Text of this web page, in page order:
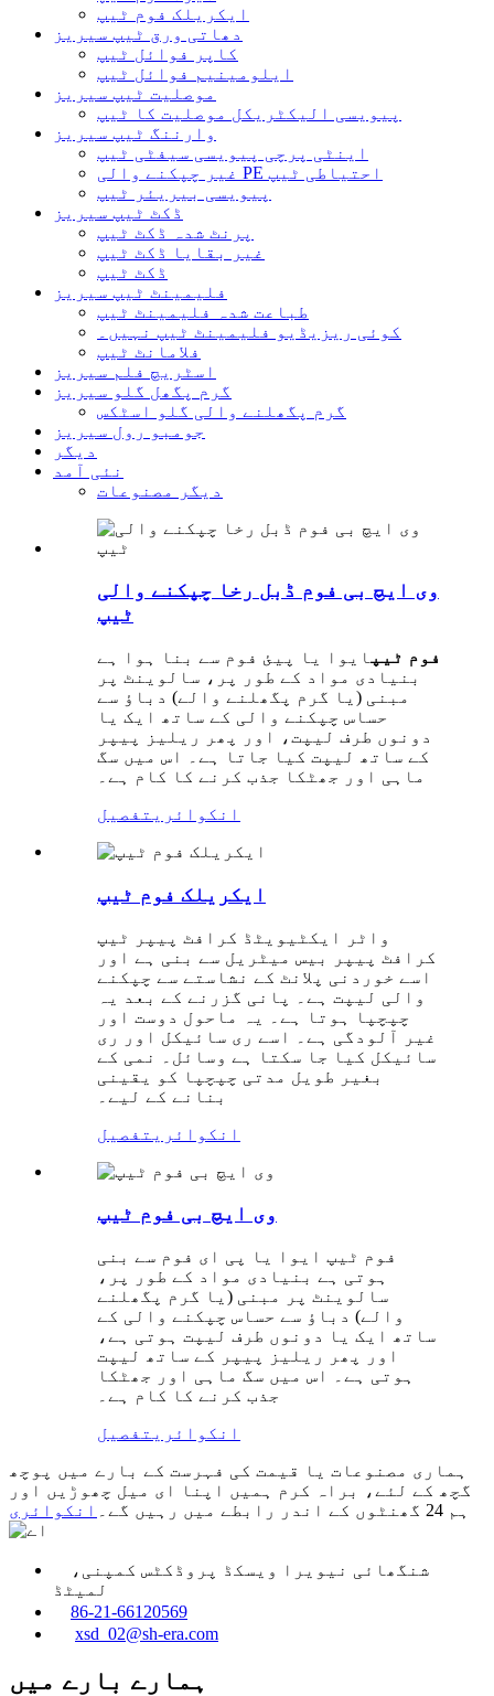
ایکریلک فوم ٹیپ
دھاتی ورق ٹیپ سیریز
کاپر فوائل ٹیپ
ایلومینیم فوائل ٹیپ
موصلیت ٹیپ سیریز
پیویسی الیکٹریکل موصلیت کا ٹیپ
وارننگ ٹیپ سیریز
اینٹی پرچی پیویسی سیفٹی ٹیپ
غیر چپکنے والی PE احتیاطی ٹیپ
پیویسی بیریئر ٹیپ
ڈکٹ ٹیپ سیریز
پرنٹ شدہ ڈکٹ ٹیپ
غیر بقایا ڈکٹ ٹیپ
ڈکٹ ٹیپ
فلیمینٹ ٹیپ سیریز
طباعت شدہ فلیمینٹ ٹیپ
کوئی ریزیڈیو فلیمینٹ ٹیپ نہیں۔
فلامانٹ ٹیپ
اسٹریچ فلم سیریز
گرم پگھل گلو سیریز
گرم پگھلنے والی گلو اسٹکس
جومبو رول سیریز
دیگر
نئی آمد
دیگر مصنوعات
وی ایچ بی فوم ڈبل رخا چپکنے والی
ٹیپ
فوم ٹیپ ایوا یا پیئ فوم سے بنا ہوا ہے
بنیادی مواد کے طور پر، سالوینٹ پر
مبنی (یا گرم پگھلنے والے) دباؤ سے
حساس چپکنے والی کے ساتھ ایک یا
دونوں طرف لیپت، اور پھر ریلیز پیپر
کے ساتھ لیپت کیا جاتا ہے۔ اس میں سگ
ماہی اور جھٹکا جذب کرنے کا کام ہے۔
انکوائری تفصیل
ایکریلک فوم ٹیپ
واٹر ایکٹیویٹڈ کرافٹ پیپر ٹیپ
کرافٹ پیپر بیس میٹریل سے بنی ہے اور
اسے خوردنی پلانٹ کے نشاستے سے چپکنے
والی لیپت ہے۔ پانی گزرنے کے بعد یہ
چپچپا ہوتا ہے۔ یہ ماحول دوست اور
غیر آلودگی ہے۔ اسے ری سائیکل اور ری
سائیکل کیا جا سکتا ہے وسائل۔ نمی کے
بغیر طویل مدتی چپچپا کو یقینی
بنانے کے لیے۔
انکوائری تفصیل
وی ایچ بی فوم ٹیپ
فوم ٹیپ ایوا یا پی ای فوم سے بنی
ہوتی ہے بنیادی مواد کے طور پر،
سالوینٹ پر مبنی (یا گرم پگھلنے
والے) دباؤ سے حساس چپکنے والی کے
ساتھ ایک یا دونوں طرف لیپت ہوتی ہے،
اور پھر ریلیز پیپر کے ساتھ لیپت
ہوتی ہے۔ اس میں سگ ماہی اور جھٹکا
جذب کرنے کا کام ہے۔
انکوائری تفصیل
ہماری مصنوعات یا قیمت کی فہرست کے بارے میں پوچھ
گچھ کے لئے، براہ کرم ہمیں اپنا ای میل چھوڑیں اور
ہم 24 گھنٹوں کے اندر رابطے میں رہیں گے۔
انکوائری
شنگھائی نیویرا ویسکڈ پروڈکٹس کمپنی،
لمیٹڈ
86-21-66120569
xsd_02@sh-era.com
ہمارے بارے میں